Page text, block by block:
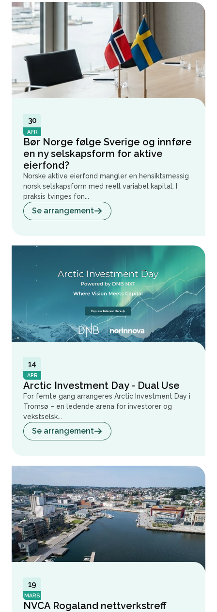
30
APR
Bør Norge følge Sverige og innføre
en ny selskapsform for aktive
eierfond?
Norske aktive eierfond mangler en hensiktsmessig
norsk selskapsform med reell variabel kapital. I
praksis tvinges fon...
Se arrangement
14
APR
Arctic Investment Day - Dual Use
For femte gang arrangeres Arctic Investment Day i
Tromsø – en ledende arena for investorer og
vekstselsk...
Se arrangement
19
MARS
NVCA Rogaland nettverkstreff